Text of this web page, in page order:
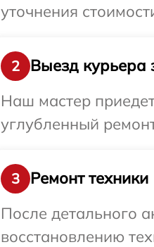
уточнения
2
Выезд курьера
Наш мастер
углубленный
3
Ремонт техники
После детального
восстановлению